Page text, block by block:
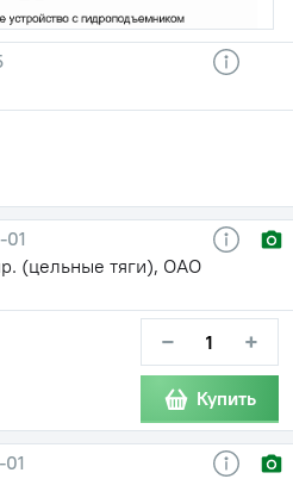
(цельные тяги), ОАО
− +
Купить